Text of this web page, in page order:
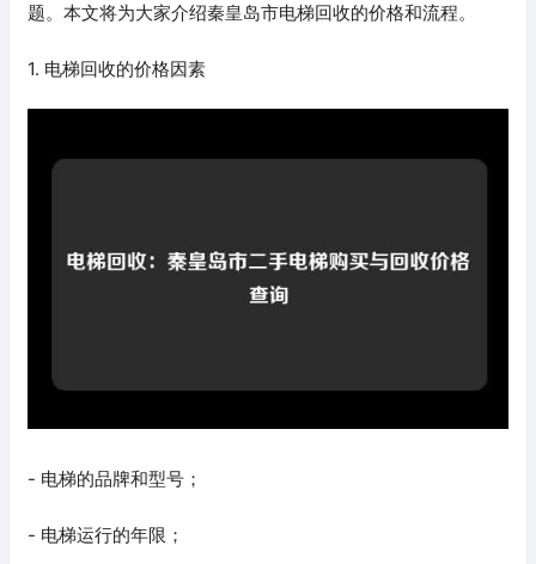
题。本文将为大家介绍秦皇岛市电梯回收的价格和流程。
1. 电梯回收的价格因素
- 电梯的品牌和型号；
- 电梯运行的年限；